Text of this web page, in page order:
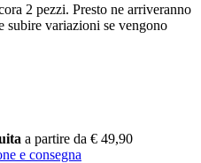
2 pezzi. Presto ne arriveranno
subire variazioni se vengono
a partire da € 49,90
e consegna